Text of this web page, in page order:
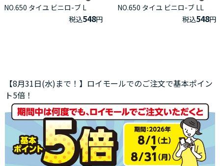
NO.650 タイユ ビニロ-ブ L
税込548円
NO.650 タイユ ビニロ-ブ LL
税込548円
【8月31日(水)まで！】ロイモールでのご注文で基本ポイン
ト5倍！